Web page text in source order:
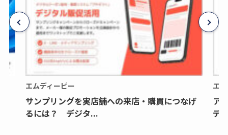
エムディーピー
サンプリングを実店舗への来店・購買につなげ
るには？ デジタ...
エ
ア
デ